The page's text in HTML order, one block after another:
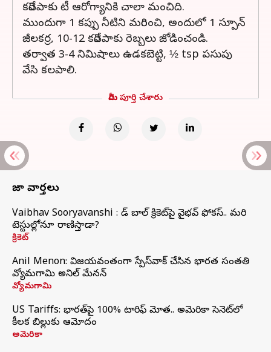
కరివేపాకు టీ ఆరోగ్యానికి చాలా మంచిది.
ముందుగా 1 కప్పు నీటిని మరిగించి, అందులో 1 స్పూన్
జీలకర్ర, 10-12 కరివేపాకు రెబ్బలు జోడించండి.
తర్వాత 3-4 నిమిషాలు ఉడకబెట్టి, ½ tsp పసుపు
వేసి కలపాలి.
మీరు పూర్తి చేశారు
తాజా వార్తలు
Vaibhav Sooryavanshi : రెడ్ బాల్ క్రికెట్‌పై వైభవ్ ఫోకస్.. మరి
టెస్టుల్లోనూ రాణిస్తాడా?
క్రికెట్
Anil Menon: విజయవంతంగా స్పేస్‌వాక్‌ చేసిన భారత సంతతి
వ్యోమగామి అనిల్‌ మేనన్
వ్యోమగామి
US Tariffs: భారత్‌పై 100% టారిఫ్‌ మోత.. అమెరికా సెనెట్‌లో
కీలక బిల్లుకు ఆమోదం
అమెరికా